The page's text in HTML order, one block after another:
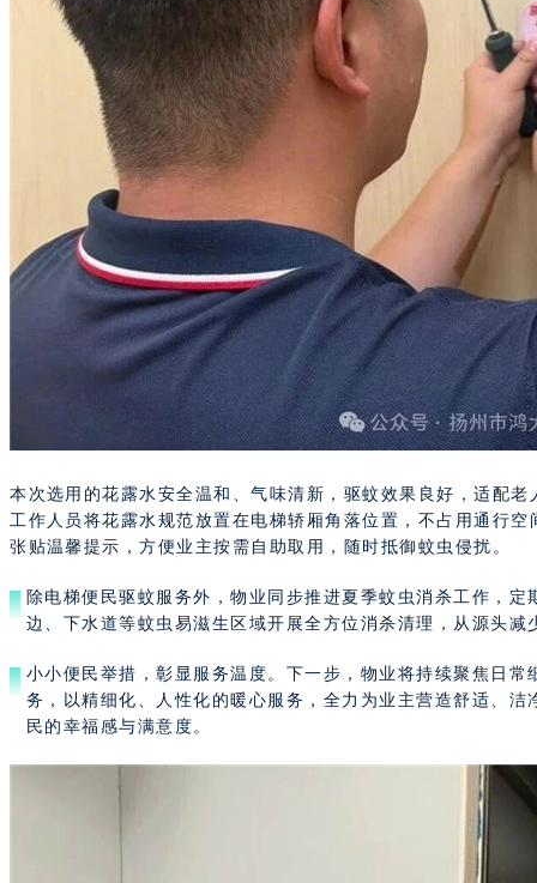
本次选用的花露水安全温和、气味清新，驱蚊效果良好，适配
工作人员将花露水规范放置在电梯轿厢角落位置，不占用通行
张贴温馨提示，方便业主按需自助取用，随时抵御蚊虫侵扰。
除电梯便民驱蚊服务外，物业同步推进夏季蚊虫消杀工作，
边、下水道等蚊虫易滋生区域开展全方位消杀清理，从源头减
小小便民举措，彰显服务温度。下一步，物业将持续聚焦日
务，以精细化、人性化的暖心服务，全力为业主营造舒适、
民的幸福感与满意度。